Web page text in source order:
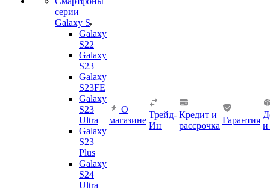
серии
Galaxy S
Galaxy
S22
Galaxy
S23
Galaxy
S23FE
Galaxy
S23
Ultra
Galaxy
S23
Plus
Galaxy
S24
Ultra
О
магазине
Трейд-
Ин
Кредит и
рассрочка
Гарантия
и